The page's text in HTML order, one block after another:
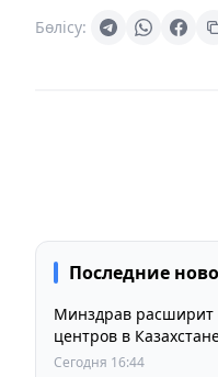
Бөлісу:
Последние
Минздрав расширит
центров в
Сегодня 16:44